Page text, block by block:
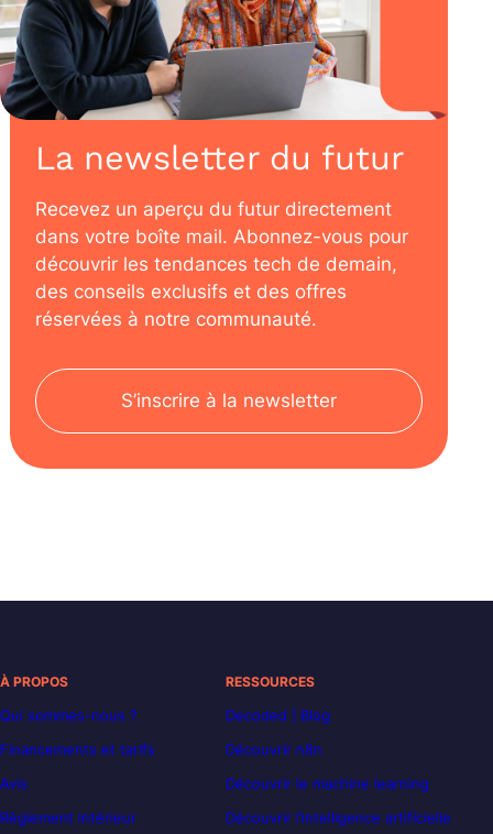
La newsletter du futur
Recevez un aperçu du futur directement
dans votre boîte mail. Abonnez-vous pour
découvrir les tendances tech de demain,
des conseils exclusifs et des offres
réservées à notre communauté.
S’inscrire à la newsletter
À PROPOS
Qui sommes-nous ?
Financements et tarifs
Avis
Règlement intérieur
RESSOURCES
Decoded | Blog
Découvrir n8n
Découvrir le machine learning
Découvrir l’intelligence artificielle